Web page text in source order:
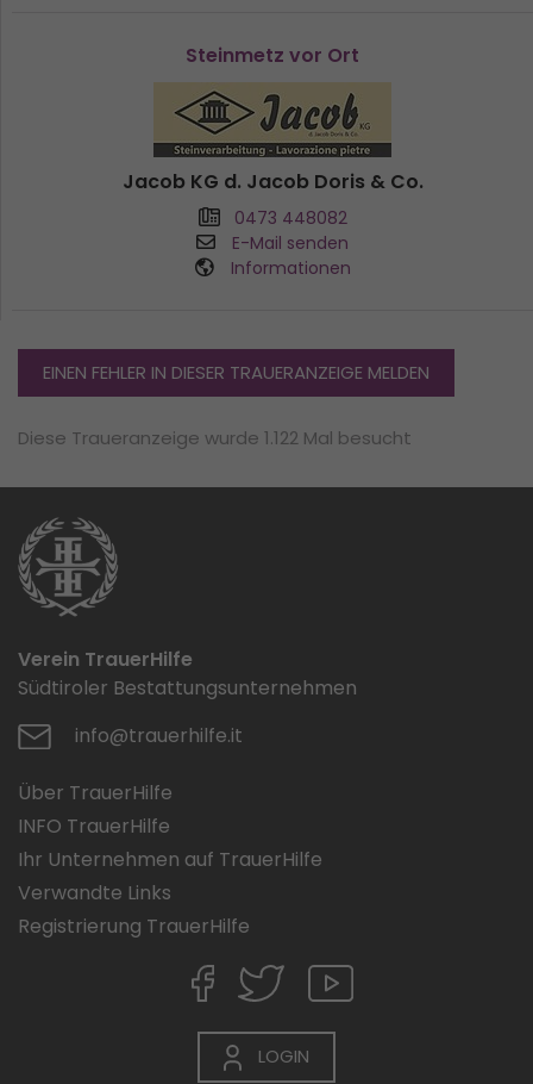
Steinmetz vor Ort
Jacob KG d. Jacob Doris & Co.
0473 448082
E-Mail senden
Informationen
EINEN FEHLER IN DIESER TRAUERANZEIGE MELDEN
Diese Traueranzeige wurde 1.122 Mal besucht
Verein TrauerHilfe
Südtiroler Bestattungsunternehmen
info@trauerhilfe.it
Über TrauerHilfe
INFO TrauerHilfe
Ihr Unternehmen auf TrauerHilfe
Verwandte Links
Registrierung TrauerHilfe
LOGIN